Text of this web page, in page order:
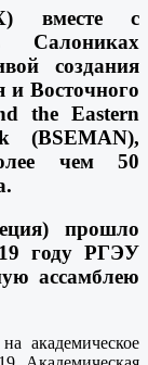
вместе с
Салониках
создания
и Восточного
the Eastern
(BSEMAN),
чем 50
прошло
году РГЭУ
ассамблею
академическое